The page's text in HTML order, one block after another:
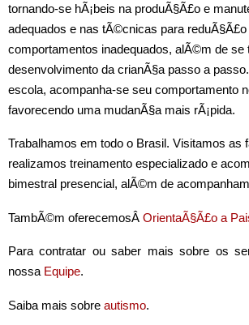
tornando-se hÃ¡beis na produÃ§Ã£o e
adequados e nas tÃ©cnicas para
comportamentos inadequados, alÃ©m de se
desenvolvimento da crianÃ§a passo a
escola, acompanha-se seu comportamento
favorecendo uma mudanÃ§a mais rÃ¡pida.
Trabalhamos em todo o Brasil. Visitamos as
realizamos treinamento especializado e
bimestral presencial, alÃ©m de
TambÃ©m oferecemosÂ OrientaÃ§Ã£o a
Para contratar ou saber mais sobre os
nossa Equipe.
Saiba mais sobre autismo.